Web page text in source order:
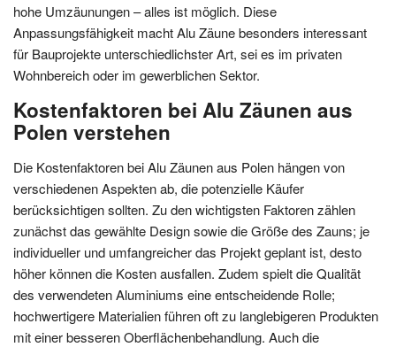
hohe Umzäunungen – alles ist möglich. Diese
Anpassungsfähigkeit macht Alu Zäune besonders interessant
für Bauprojekte unterschiedlichster Art, sei es im privaten
Wohnbereich oder im gewerblichen Sektor.
Kostenfaktoren bei Alu Zäunen aus
Polen verstehen
Die Kostenfaktoren bei Alu Zäunen aus Polen hängen von
verschiedenen Aspekten ab, die potenzielle Käufer
berücksichtigen sollten. Zu den wichtigsten Faktoren zählen
zunächst das gewählte Design sowie die Größe des Zauns; je
individueller und umfangreicher das Projekt geplant ist, desto
höher können die Kosten ausfallen. Zudem spielt die Qualität
des verwendeten Aluminiums eine entscheidende Rolle;
hochwertigere Materialien führen oft zu langlebigeren Produkten
mit einer besseren Oberflächenbehandlung. Auch die